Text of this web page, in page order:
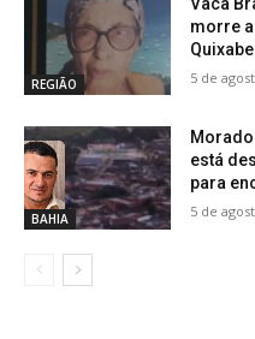
REGIÃO
morre
5 de
BAHIA
está
para
5 de